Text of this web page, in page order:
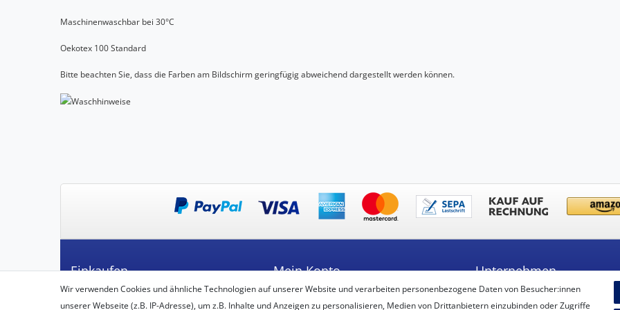
Maschinenwaschbar bei 30°C
Oekotex 100 Standard
Bitte beachten Sie, dass die Farben am Bildschirm geringfügig abweichend dargestellt werden können.
Einkaufen
Zahlungsarten
Versandarten & -kosten
Mein Konto
Registrieren
Login
Unternehmen
Unsere Filiale
Kontakt
Wir verwenden Cookies und ähnliche Technologien auf unserer Website und verarbeiten personenbezogene Daten von Besucher:innen
unserer Webseite (z.B. IP-Adresse), um z.B. Inhalte und Anzeigen zu personalisieren, Medien von Drittanbietern einzubinden oder Zugriffe